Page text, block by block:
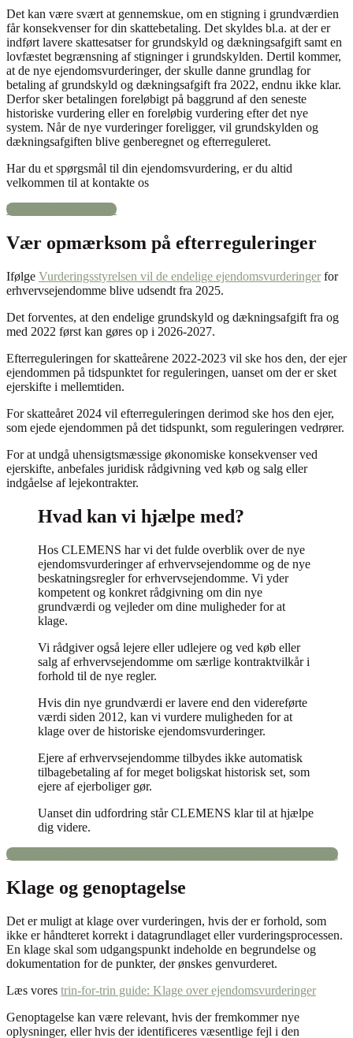
Det kan være svært at gennemskue, om en stigning i grundværdien
får konsekvenser for din skattebetaling. Det skyldes bl.a. at der er
indført lavere skattesatser for grundskyld og dækningsafgift samt en
lovfæstet begrænsning af stigninger i grundskylden. Dertil kommer,
at de nye ejendomsvurderinger, der skulle danne grundlag for
betaling af grundskyld og dækningsafgift fra 2022, endnu ikke klar.
Derfor sker betalingen foreløbigt på baggrund af den seneste
historiske vurdering eller en foreløbig vurdering efter det nye
system. Når de nye vurderinger foreligger, vil grundskylden og
dækningsafgiften blive genberegnet og efterreguleret.
Har du et spørgsmål til din ejendomsvurdering, er du altid
velkommen til at kontakte os
book en gratis samtale
Vær opmærksom på efterreguleringer
Ifølge Vurderingsstyrelsen vil de endelige ejendomsvurderingerfor
erhvervsejendomme blive udsendt fra 2025.
Det forventes, at den endelige grundskyld og dækningsafgift fra og
med 2022 først kan gøres op i 2026-2027.
Efterreguleringen for skatteårene 2022-2023 vil ske hos den, der ejer
ejendommen på tidspunktet for reguleringen, uanset om der er sket
ejerskifte i mellemtiden.
For skatteåret 2024 vil efterreguleringen derimod ske hos den ejer,
som ejede ejendommen på det tidspunkt, som reguleringen vedrører.
For at undgå uhensigtsmæssige økonomiske konsekvenser ved
ejerskifte, anbefales juridisk rådgivning ved køb og salg eller
indgåelse af lejekontrakter.
Hvad kan vi hjælpe med?
Hos CLEMENS har vi det fulde overblik over de nye
ejendomsvurderinger af erhvervsejendomme og de nye
beskatningsregler for erhvervsejendomme. Vi yder
kompetent og konkret rådgivning om din nye
grundværdi og vejleder om dine muligheder for at
klage.
Vi rådgiver også lejere eller udlejere og ved køb eller
salg af erhvervsejendomme om særlige kontraktvilkår i
forhold til de nye regler.
Hvis din nye grundværdi er lavere end den videreførte
værdi siden 2012, kan vi vurdere muligheden for at
klage over de historiske ejendomsvurderinger.
Ejere af erhvervsejendomme tilbydes ikke automatisk
tilbagebetaling af for meget boligskat historisk set, som
ejere af ejerboliger gør.
Uanset din udfordring står CLEMENS klar til at hjælpe
dig videre.
Kontakt os for en uforpligtende drøftelse af din ejendomsvurdering
Klage og genoptagelse
Det er muligt at klage over vurderingen, hvis der er forhold, som
ikke er håndteret korrekt i datagrundlaget eller vurderingsprocessen.
En klage skal som udgangspunkt indeholde en begrundelse og
dokumentation for de punkter, der ønskes genvurderet.
Læs vores trin-for-trin guide: Klage over ejendomsvurderinger
Genoptagelse kan være relevant, hvis der fremkommer nye
oplysninger, eller hvis der identificeres væsentlige fejl i den